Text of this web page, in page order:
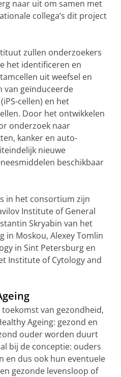
naar uit om samen met
collega’s dit project
zullen onderzoekers
het identificeren en
uit weefsel en
van geïnduceerde
cellen) en het
Door het ontwikkelen
onderzoek naar
kanker en auto-
nieuwe
beschikbaar
in het consortium zijn
Institute of General
Skryabin van het
in Moskou, Alexey Tomlin
in Sint Petersburg en
Institute of Cytology and
van gezondheid,
Ageing: gezond en
ouder worden duurt
bij de conceptie: ouders
en dus ook hun eventuele
gezonde levensloop of